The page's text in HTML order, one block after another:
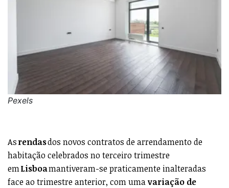
Pexels
Asrendasdos novos contratos de arrendamento de
habitação celebrados no terceiro trimestre
emLisboamantiveram-se praticamente inalteradas
face ao trimestre anterior, com umavariação de